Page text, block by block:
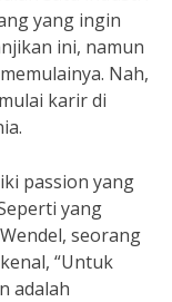
yang ingin
ini, namun
Nah,
karir di
passion yang
yang
seorang
“Untuk
adalah